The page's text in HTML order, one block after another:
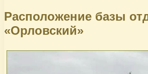
Расположение базы
«Орловский»